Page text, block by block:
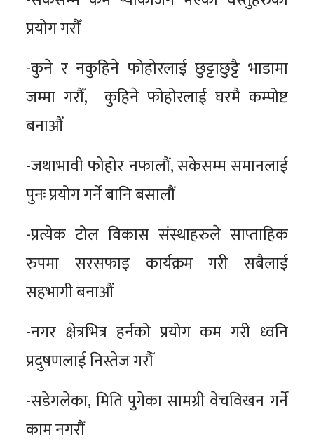
प्रयोग गरौँ
-कुने र नकुहिने फोहोरलाई छुट्टाछुट्टै भाडामा
जम्मा गरौँ, कुहिने फोहोरलाई घरमै कम्पोष्ट
बनाऔं
-जथाभावी फोहोर नफालौं, सकेसम्म समानलाई
पुनः प्रयोग गर्ने बानि बसालौं
-प्रत्येक टोल विकास संस्थाहरुले साप्ताहिक
रुपमा सरसफाइ कार्यक्रम गरी सबैलाई
सहभागी बनाऔं
-नगर क्षेत्रभित्र हर्नको प्रयोग कम गरी ध्वनि
प्रदुषणलाई निस्तेज गरौँ
-सडेगलेका, मिति पुगेका सामग्री वेचविखन गर्ने
काम नगरौं